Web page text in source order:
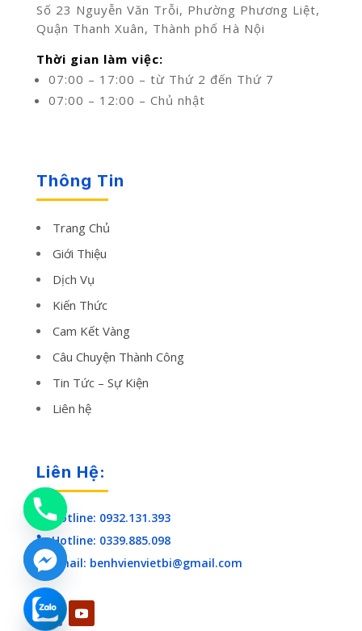
Số 23 Nguyễn Văn Trỗi, Phường Phương Liệt,
Quận Thanh Xuân, Thành phố Hà Nội
Thời gian làm việc:
07:00 – 17:00 – từ Thứ 2 đến Thứ 7
07:00 – 12:00 – Chủ nhật
Thông Tin
Trang Chủ
Giới Thiệu
Dịch Vụ
Kiến Thức
Cam Kết Vàng
Câu Chuyện Thành Công
Tin Tức – Sự Kiện
Liên hệ
Liên Hệ:
 Hotline: 0932.131.393
 Hotline: 0339.885.098
 Email: benhvienvietbi@gmail.com
chaty